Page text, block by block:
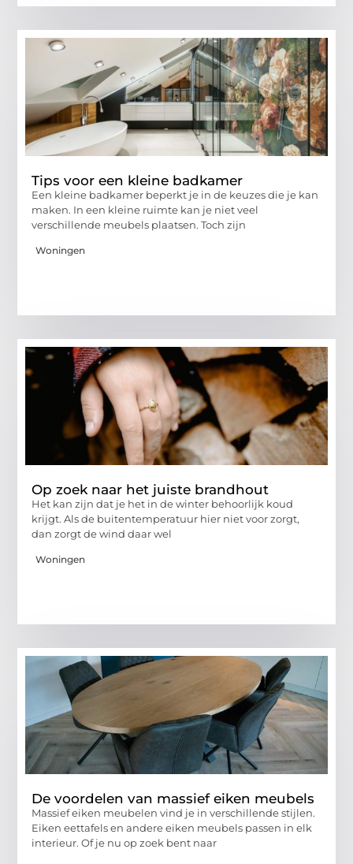
Tips voor een kleine badkamer
Een kleine badkamer beperkt je in de keuzes die je kan
maken. In een kleine ruimte kan je niet veel
verschillende meubels plaatsen. Toch zijn
Woningen
Op zoek naar het juiste brandhout
Het kan zijn dat je het in de winter behoorlijk koud
krijgt. Als de buitentemperatuur hier niet voor zorgt,
dan zorgt de wind daar wel
Woningen
De voordelen van massief eiken meubels
Massief eiken meubelen vind je in verschillende stijlen.
Eiken eettafels en andere eiken meubels passen in elk
interieur. Of je nu op zoek bent naar